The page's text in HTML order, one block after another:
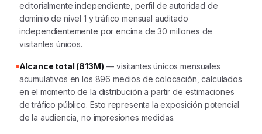
editorialmente independiente, perfil de autoridad de
dominio de nivel 1 y tráfico mensual auditado
independientemente por encima de 30 millones de
visitantes únicos.
Alcance total (813M) — visitantes únicos mensuales
acumulativos en los 896 medios de colocación, calculados
en el momento de la distribución a partir de estimaciones
de tráfico público. Esto representa la exposición potencial
de la audiencia, no impresiones medidas.